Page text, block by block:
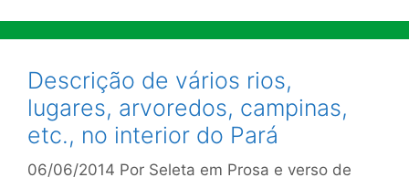
Descrição de vários rios,
lugares, arvoredos, campinas,
etc., no interior do Pará
06/06/2014 Por Seleta em Prosa e verso de